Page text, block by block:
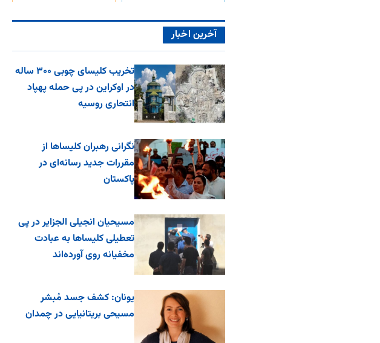
آخرین اخبار
تخریب کلیسای چوبی ۳۰۰ ساله
در اوکراین در پی حمله پهپاد
انتحاری روسیه
نگرانی رهبران کلیساها از
مقررات جدید رسانه‌ای در
پاکستان
مسیحیان انجیلی الجزایر در پی
تعطیلی کلیساها به عبادت
مخفیانه روی آورده‌اند
یونان: کشف جسد مُبشر
مسیحی بریتانیایی در چمدان